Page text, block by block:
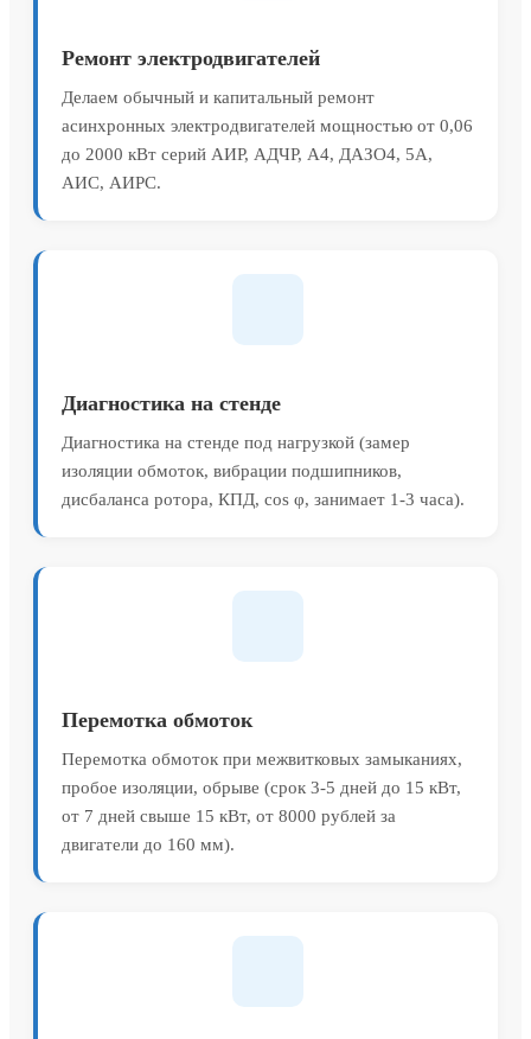
Ремонт электродвигателей
Делаем обычный и капитальный ремонт
асинхронных электродвигателей мощностью от 0,06
до 2000 кВт серий АИР, АДЧР, А4, ДАЗО4, 5А,
АИС, АИРС.
Диагностика на стенде
Диагностика на стенде под нагрузкой (замер
изоляции обмоток, вибрации подшипников,
дисбаланса ротора, КПД, cos φ, занимает 1-3 часа).
Перемотка обмоток
Перемотка обмоток при межвитковых замыканиях,
пробое изоляции, обрыве (срок 3-5 дней до 15 кВт,
от 7 дней свыше 15 кВт, от 8000 рублей за
двигатели до 160 мм).